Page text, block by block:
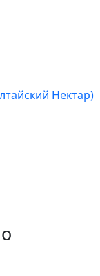
Нектар)